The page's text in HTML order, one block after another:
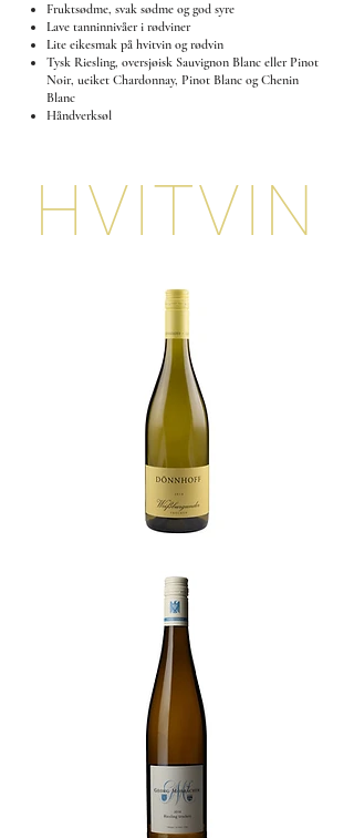
Fruktsødme, svak sødme og god syre
Lave tanninnivåer i rødviner
Lite eikesmak på hvitvin og rødvin
Tysk Riesling, oversjøisk Sauvignon Blanc eller Pinot
Noir, ueiket Chardonnay, Pinot Blanc og Chenin
Blanc
Håndverksøl
HVITVIN